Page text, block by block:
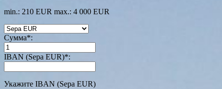
min.: 210 EUR max.: 4 000 EUR
Сумма*:
IBAN (Sepa EUR)*:
Укажите IBAN (Sepa EUR)